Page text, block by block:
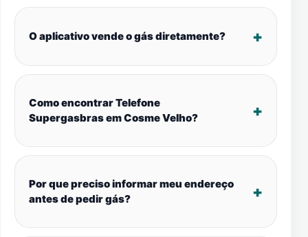
O aplicativo vende o gás diretamente?
Como encontrar Telefone
Supergasbras em Cosme Velho?
Por que preciso informar meu endereço
antes de pedir gás?